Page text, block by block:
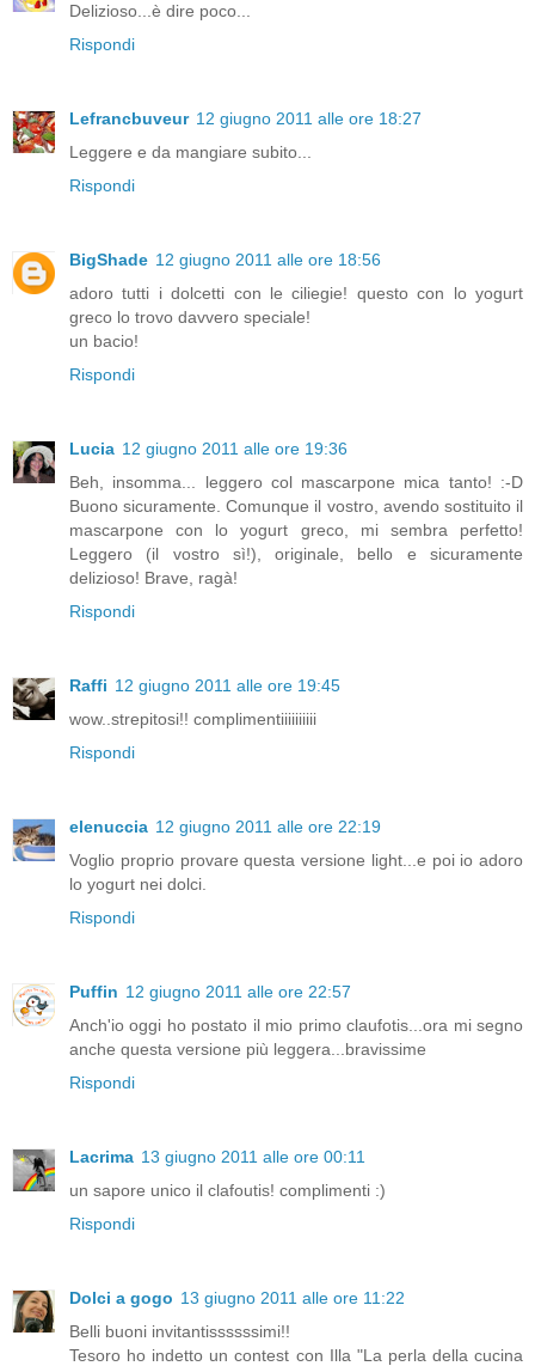
Delizioso...è dire poco...
Rispondi
Lefrancbuveur 12 giugno 2011 alle ore 18:27
Leggere e da mangiare subito...
Rispondi
BigShade 12 giugno 2011 alle ore 18:56
adoro tutti i dolcetti con le ciliegie! questo con lo yogurt
greco lo trovo davvero speciale!
un bacio!
Rispondi
Lucia 12 giugno 2011 alle ore 19:36
Beh, insomma... leggero col mascarpone mica tanto! :-D
Buono sicuramente. Comunque il vostro, avendo sostituito il
mascarpone con lo yogurt greco, mi sembra perfetto!
Leggero (il vostro sì!), originale, bello e sicuramente
delizioso! Brave, ragà!
Rispondi
Raffi 12 giugno 2011 alle ore 19:45
wow..strepitosi!! complimentiiiiiiiiii
Rispondi
elenuccia 12 giugno 2011 alle ore 22:19
Voglio proprio provare questa versione light...e poi io adoro
lo yogurt nei dolci.
Rispondi
Puffin 12 giugno 2011 alle ore 22:57
Anch'io oggi ho postato il mio primo claufotis...ora mi segno
anche questa versione più leggera...bravissime
Rispondi
Lacrima 13 giugno 2011 alle ore 00:11
un sapore unico il clafoutis! complimenti :)
Rispondi
Dolci a gogo 13 giugno 2011 alle ore 11:22
Belli buoni invitantissssssimi!!
Tesoro ho indetto un contest con Illa "La perla della cucina